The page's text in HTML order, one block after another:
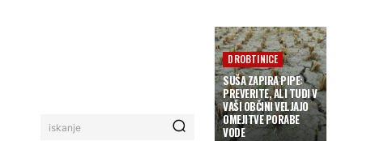
iskanje
DROBTINICE
SUŠA ZAPIRA PIPE:
PREVERITE, ALI TUDI V
VAŠI OBČINI VELJAJO
OMEJITVE PORABE
VODE